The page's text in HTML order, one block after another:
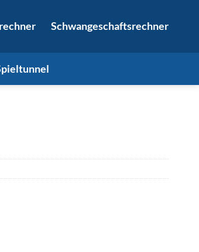
Schwangeschaftsrechner